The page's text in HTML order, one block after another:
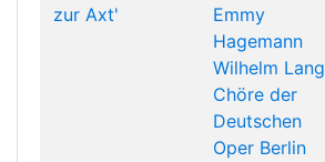
zur Axt'
Emmy
Hagemann
Wilhelm Lang
Chöre der
Deutschen
Oper Berlin